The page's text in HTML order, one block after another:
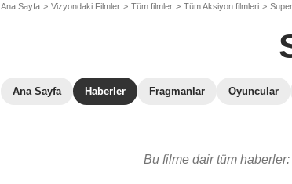
Ana Sayfa Vizyondaki Filmler Tüm filmler Tüm Aksiyon filmleri
Ana Sayfa Haberler Fragmanlar Oyuncular
Bu filme dair tüm